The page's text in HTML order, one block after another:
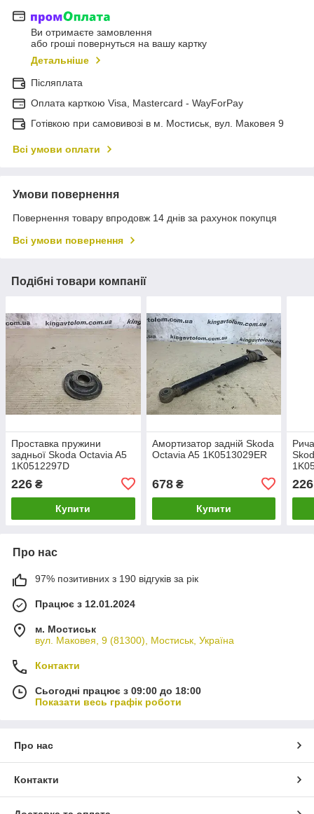
Ви отримаєте замовлення
або гроші повернуться на вашу картку
Детальніше
Післяплата
Оплата карткою Visa, Mastercard - WayForPay
Готівкою при самовивозі в м. Мостиськ, вул. Маковея 9
Всі умови оплати
Умови повернення
Повернення товару впродовж 14 днів за рахунок покупця
Всі умови повернення
Подібні товари компанії
Проставка пружини
задньої Skoda Octavia A5
1K0512297D
226 ₴
Купити
Амортизатор задній Skoda
Octavia A5 1K0513029ER
678₴
Купити
226
Про нас
97% позитивних з 190 відгуків за рік
Працює з 12.01.2024
м. Мостиськ
вул. Маковея, 9 (81300), Мостиськ, Україна
Контакти
Сьогодні працює з 09:00 до 18:00
Показати весь графік роботи
Про нас
Контакти